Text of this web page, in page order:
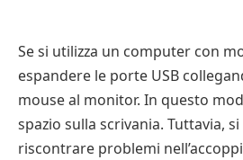
Se si utilizza un computer con
espandere le porte USB
mouse al monitor. In questo
spazio sulla scrivania. Tuttavia,
riscontrare problemi